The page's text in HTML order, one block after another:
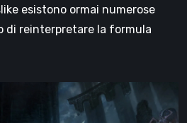
esistono ormai numerose
di reinterpretare la formula